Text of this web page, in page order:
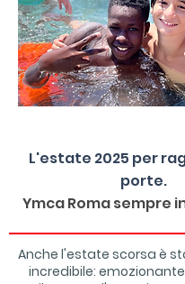
L'estate 2025 per
porte.
Ymca Roma sempre
Anche l'estate scorsa è
incredibile: